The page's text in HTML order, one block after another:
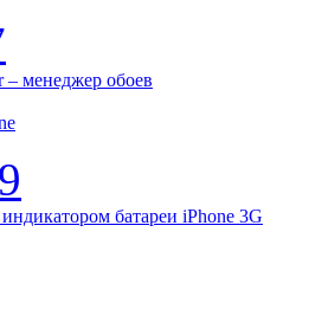
– менеджер обоев
батареи iPhone 3G